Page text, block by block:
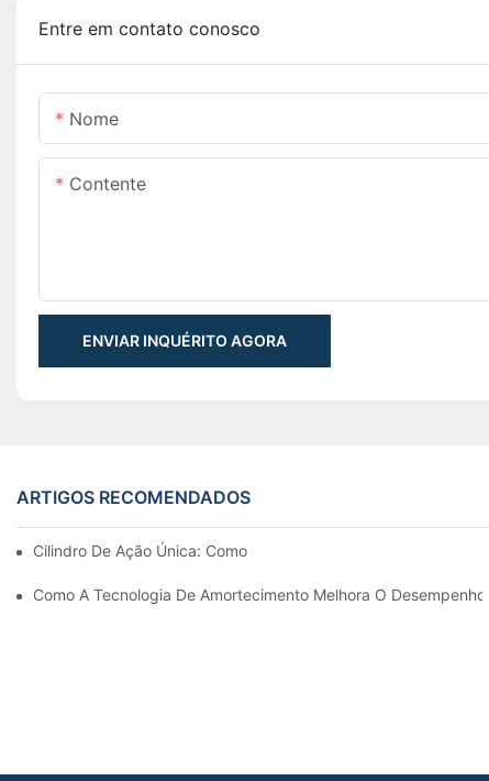
Entre em contato conosco
Nome
Contente
ENVIAR INQUÉRITO AGORA
ARTIGOS RECOMENDADOS
Cilindro De Ação Única: Como Funciona & Aplicações Comuns
Como A Tecnologia De Amortecimento Melhora O